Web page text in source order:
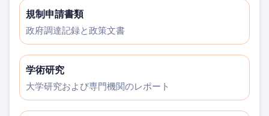
規制申請書類
政府調達記録と政策文書
学術研究
大学研究および専門機関のレポート